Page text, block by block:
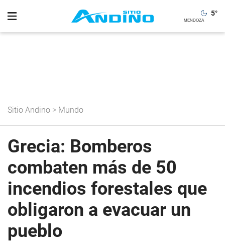
5°
Sitio Andino > Mundo
Grecia: Bomberos
combaten más de 50
incendios forestales que
obligaron a evacuar un
pueblo